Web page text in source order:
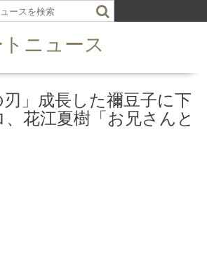
ニュース
」成長した禰豆子に下
花江夏樹「お兄さんと